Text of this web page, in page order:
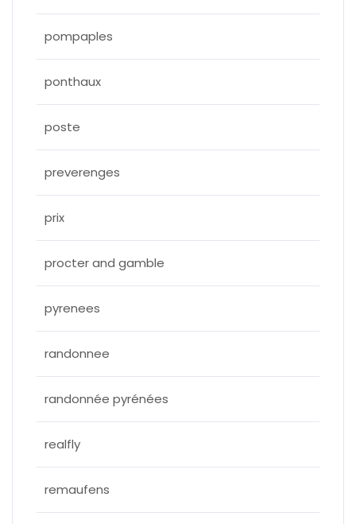
pompaples
ponthaux
poste
preverenges
prix
procter and gamble
pyrenees
randonnee
randonnée pyrénées
realfly
remaufens